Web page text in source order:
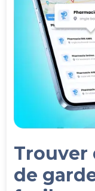
Trouver
de